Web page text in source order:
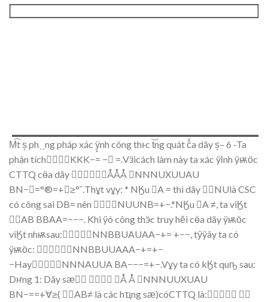
Mt sph ng pháp xác ÿ͓nh côngthͱc tng quátca dãy s– 6 -Ta
phân tíchKKK−= − =.Vӟicách làm này ta xác ÿӏnh ÿѭӧc
CTTQ cӫa dãy ÅÅÅ NNNUXUUAU
BN−=°®=+∀≥°¯.Thұt vұy: * NӃu A = thì dãy NUlà CSC
có côngsai DB= nên NUUNB=+−.*NӃu A≠, ta viӃt
AB BBAA=−−−. Khi ÿó công thӭc truyhӗi cӫa dãyÿѭӧc
viӃt nhѭsau:NNBBUAUAA−+= +−−, tӯÿây ta có
ÿѭӧc: NNBBUUAAA−+=+−
−HayNNNAUUA BA−−−=+−.Vұy ta có kӃt quҧsau:
Dҥng 1: Dãy sӕ  ÅÅ NNNUUXUAU
BN−==+∀≥( AB≠ là các hҵng sӕ)cóCTTQ là: 